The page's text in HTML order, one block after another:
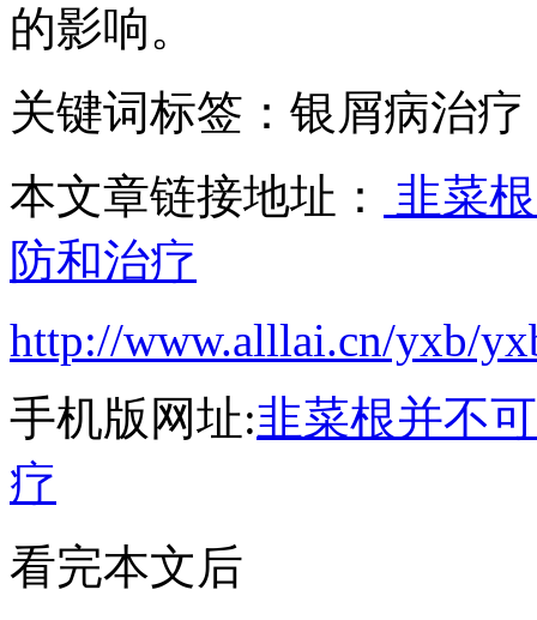
的影响。
关键词标签：银屑病治疗
本文章链接地址：
韭菜
防和治疗
http://www.alllai.cn/yxb/
手机版网址:韭菜根并不
疗
看完本文后